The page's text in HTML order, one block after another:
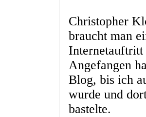
Christopher
braucht man
Internetauftritt
Angefangen
Blog, bis ich
wurde und
bastelte.